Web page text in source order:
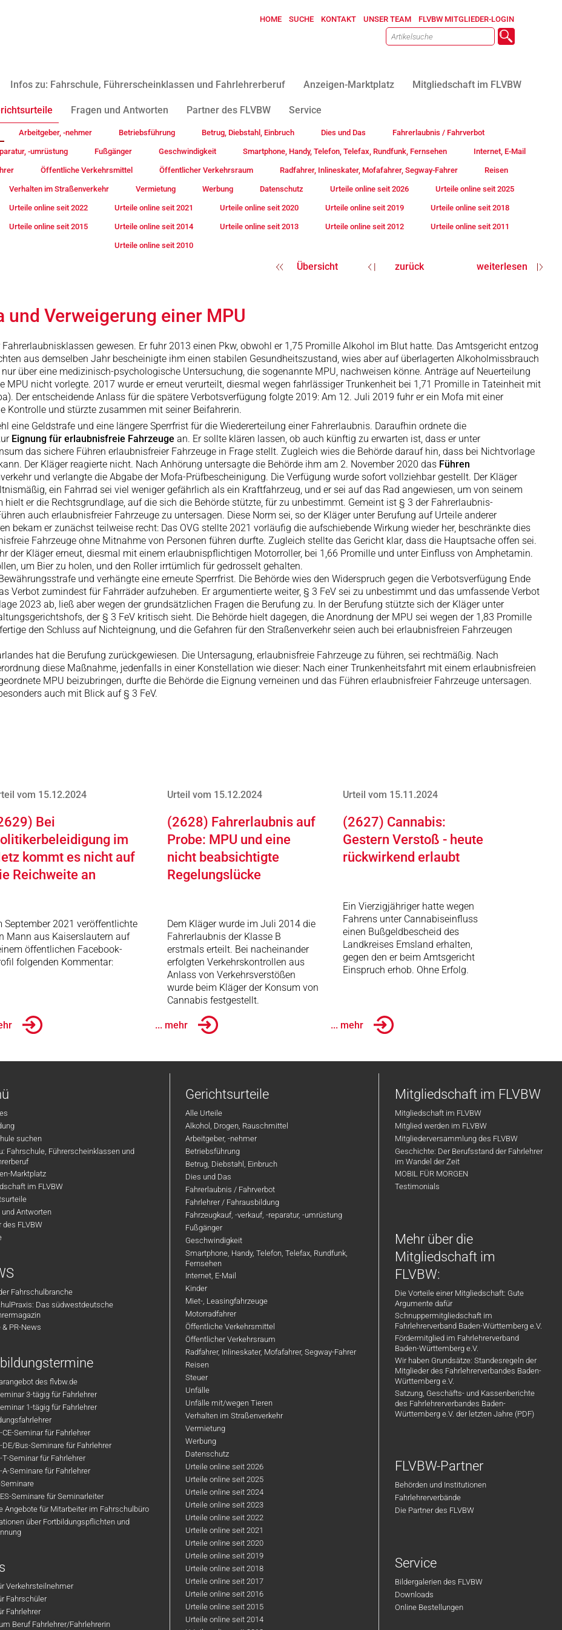
HOME SUCHE KONTAKT UNSER TEAM FLVBW MITGLIEDER-LOGIN
Infos zu: Fahrschule, Führerscheinklassen und Fahrlehrerberuf Anzeigen-Marktplatz Mitgliedschaft im FLVBW
Fragen und Antworten Partner des FLVBW Service
Arbeitgeber, -nehmer Betriebsführung Betrug, Diebstahl, Einbruch Dies und Das Fahrerlaubnis / Fahrverbot
-umrüstung Fußgänger Geschwindigkeit Smartphone, Handy, Telefon, Telefax, Rundfunk, Fernsehen Internet, E-Mail
Öffentliche Verkehrsmittel Öffentlicher Verkehrsraum Radfahrer, Inlineskater, Mofafahrer, Segway-Fahrer Reisen
Verhalten im Straßenverkehr Vermietung Werbung Datenschutz Urteile online seit 2026 Urteile online seit 2025
Urteile online seit 2022 Urteile online seit 2021 Urteile online seit 2020 Urteile online seit 2019 Urteile online seit 2018
Urteile online seit 2015 Urteile online seit 2014 Urteile online seit 2013 Urteile online seit 2012 Urteile online seit 2011
Urteile online seit 2010
Übersicht zurück weiterlesen
Verweigerung einer MPU
gewesen. Er fuhr 2013 einen Pkw, obwohl er 1,75 Promille Alkohol im Blut hatte. Das Amtsgericht entzog
aus demselben Jahr bescheinigte ihm einen stabilen Gesundheitszustand, wies aber auf überlagerten Alkoholmissbrauch
über eine medizinisch-psychologische Untersuchung, die sogenannte MPU, nachweisen könne. Anträge auf Neuerteilung
MPU nicht vorlegte. 2017 wurde er erneut verurteilt, diesmal wegen fahrlässiger Trunkenheit bei 1,71 Promille in Tateinheit mit
Der entscheidende Anlass für die spätere Verbotsverfügung folgte 2019: Am 12. Juli 2019 fuhr er ein Mofa mit einer
Kontrolle und stürzte zusammen mit seiner Beifahrerin.
eine Geldstrafe und eine längere Sperrfrist für die Wiedererteilung einer Fahrerlaubnis. Daraufhin ordnete die
Eignung für erlaubnisfreie Fahrzeuge an. Er sollte klären lassen, ob auch künftig zu erwarten ist, dass er unter
das sichere Führen erlaubnisfreier Fahrzeuge in Frage stellt. Zugleich wies die Behörde darauf hin, dass bei Nichtvorlage
Der Kläger reagierte nicht. Nach Anhörung untersagte die Behörde ihm am 2. November 2020 das Führen
und verlangte die Abgabe der Mofa-Prüfbescheinigung. Die Verfügung wurde sofort vollziehbar gestellt. Der Kläger
ein Fahrrad sei viel weniger gefährlich als ein Kraftfahrzeug, und er sei auf das Rad angewiesen, um von seinem
er die Rechtsgrundlage, auf die sich die Behörde stützte, für zu unbestimmt. Gemeint ist § 3 der Fahrerlaubnis-
auch erlaubnisfreier Fahrzeuge zu untersagen. Diese Norm sei, so der Kläger unter Berufung auf Urteile anderer
bekam er zunächst teilweise recht: Das OVG stellte 2021 vorläufig die aufschiebende Wirkung wieder her, beschränkte dies
Fahrzeuge ohne Mitnahme von Personen führen durfte. Zugleich stellte das Gericht klar, dass die Hauptsache offen sei.
der Kläger erneut, diesmal mit einem erlaubnispflichtigen Motorroller, bei 1,66 Promille und unter Einfluss von Amphetamin.
um Bier zu holen, und den Roller irrtümlich für gedrosselt gehalten.
und verhängte eine erneute Sperrfrist. Die Behörde wies den Widerspruch gegen die Verbotsverfügung Ende
Verbot zumindest für Fahrräder aufzuheben. Er argumentierte weiter, § 3 FeV sei zu unbestimmt und das umfassende Verbot
2023 ab, ließ aber wegen der grundsätzlichen Fragen die Berufung zu. In der Berufung stützte sich der Kläger unter
der § 3 FeV kritisch sieht. Die Behörde hielt dagegen, die Anordnung der MPU sei wegen der 1,83 Promille
den Schluss auf Nichteignung, und die Gefahren für den Straßenverkehr seien auch bei erlaubnisfreien Fahrzeugen
hat die Berufung zurückgewiesen. Die Untersagung, erlaubnisfreie Fahrzeuge zu führen, sei rechtmäßig. Nach
diese Maßnahme, jedenfalls in einer Konstellation wie dieser: Nach einer Trunkenheitsfahrt mit einem erlaubnisfreien
MPU beizubringen, durfte die Behörde die Eignung verneinen und das Führen erlaubnisfreier Fahrzeuge untersagen.
auch mit Blick auf § 3 FeV.
vom 15.12.2024
Bei
im
kommt es nicht auf
Reichweite an
September 2021 veröffentlichte
Mann aus Kaiserslautern auf
öffentlichen Facebook-
folgenden Kommentar:
Urteil vom 15.12.2024
(2628) Fahrerlaubnis auf
Probe: MPU und eine
nicht beabsichtigte
Regelungslücke
Dem Kläger wurde im Juli 2014 die
Fahrerlaubnis der Klasse B
erstmals erteilt. Bei nacheinander
erfolgten Verkehrskontrollen aus
Anlass von Verkehrsverstößen
wurde beim Kläger der Konsum von
Cannabis festgestellt.
... mehr
Urteil vom 15.11.2024
(2627) Cannabis:
Gestern Verstoß - heute
rückwirkend erlaubt
Ein Vierzigjähriger hatte wegen
Fahrens unter Cannabiseinfluss
einen Bußgeldbescheid des
Landkreises Emsland erhalten,
gegen den er beim Amtsgericht
Einspruch erhob. Ohne Erfolg.
... mehr
suchen
Fahrschule, Führerscheinklassen und
Marktplatz
im FLVBW
und Antworten
des FLVBW
Fahrschulbranche
Das südwestdeutsche
& PR-News
des flvbw.de
3-tägig für Fahrlehrer
1-tägig für Fahrlehrer
CE-Seminar für Fahrlehrer
DE/Bus-Seminare für Fahrlehrer
T-Seminar für Fahrlehrer
A-Seminare für Fahrlehrer
Seminare
Seminare für Seminarleiter
Angebote für Mitarbeiter im Fahrschulbüro
über Fortbildungspflichten und
Verkehrsteilnehmer
Fahrschüler
Fahrlehrer
Beruf Fahrlehrer/Fahrlehrerin
Gerichtsurteile
Alle Urteile
Alkohol, Drogen, Rauschmittel
Arbeitgeber, -nehmer
Betriebsführung
Betrug, Diebstahl, Einbruch
Dies und Das
Fahrerlaubnis / Fahrverbot
Fahrlehrer / Fahrausbildung
Fahrzeugkauf, -verkauf, -reparatur, -umrüstung
Fußgänger
Geschwindigkeit
Smartphone, Handy, Telefon, Telefax, Rundfunk,
Fernsehen
Internet, E-Mail
Kinder
Miet-, Leasingfahrzeuge
Motorradfahrer
Öffentliche Verkehrsmittel
Öffentlicher Verkehrsraum
Radfahrer, Inlineskater, Mofafahrer, Segway-Fahrer
Reisen
Steuer
Unfälle
Unfälle mit/wegen Tieren
Verhalten im Straßenverkehr
Vermietung
Werbung
Datenschutz
Urteile online seit 2026
Urteile online seit 2025
Urteile online seit 2024
Urteile online seit 2023
Urteile online seit 2022
Urteile online seit 2021
Urteile online seit 2020
Urteile online seit 2019
Urteile online seit 2018
Urteile online seit 2017
Urteile online seit 2016
Urteile online seit 2015
Urteile online seit 2014
Mitgliedschaft im FLVBW
Mitgliedschaft im FLVBW
Mitglied werden im FLVBW
Mitgliederversammlung des FLVBW
Geschichte: Der Berufsstand der Fahrlehrer
im Wandel der Zeit
MOBIL FÜR MORGEN
Testimonials
Mehr über die
Mitgliedschaft im
FLVBW:
Die Vorteile einer Mitgliedschaft: Gute
Argumente dafür
Schnuppermitgliedschaft im
Fahrlehrerverband Baden-Württemberg e.V.
Fördermitglied im Fahrlehrerverband
Baden-Württemberg e.V.
Wir haben Grundsätze: Standesregeln der
Mitglieder des Fahrlehrerverbandes Baden-
Württemberg e.V.
Satzung, Geschäfts- und Kassenberichte
des Fahrlehrerverbandes Baden-
Württemberg e.V. der letzten Jahre (PDF)
FLVBW-Partner
Behörden und Institutionen
Fahrlehrerverbände
Die Partner des FLVBW
Service
Bildergalerien des FLVBW
Downloads
Online Bestellungen